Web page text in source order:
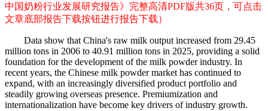
中国奶粉行业发展研究报告》完整高清PDF版共36页，可点击
文章底部报告下载按钮进行报告下载）
Data show that China's raw milk output increased from 29.45
million tons in 2006 to 40.91 million tons in 2025, providing a solid
foundation for the development of the milk powder industry. In
recent years, the Chinese milk powder market has continued to
expand, with an increasingly diversified product portfolio and
steadily growing overseas presence. Premiumization and
internationalization have become key drivers of industry growth.